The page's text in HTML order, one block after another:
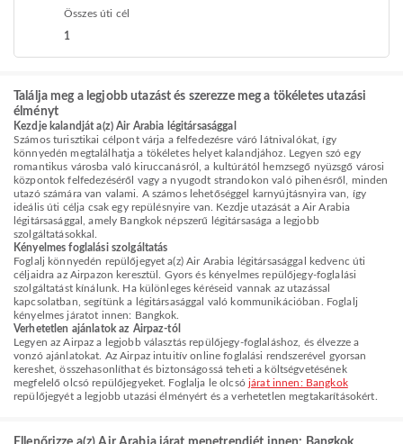
Összes úti cél
1
Találja meg a legjobb utazást és szerezze meg a tökéletes utazási
élményt
Kezdje kalandját a(z) Air Arabia légitársasággal
Számos turisztikai célpont várja a felfedezésre váró látnivalókat, így
könnyedén megtalálhatja a tökéletes helyet kalandjához. Legyen szó egy
romantikus városba való kiruccanásról, a kultúrától hemzsegő nyüzsgő városi
központok felfedezéséről vagy a nyugodt strandokon való pihenésről, minden
utazó számára van valami. A számos lehetőséggel karnyújtásnyira van, így
ideális úti célja csak egy repülésnyire van. Kezdje utazását a Air Arabia
légitársasággal, amely Bangkok népszerű légitársasága a legjobb
szolgáltatásokkal.
Kényelmes foglalási szolgáltatás
Foglalj könnyedén repülőjegyet a(z) Air Arabia légitársasággal kedvenc úti
céljaidra az Airpazon keresztül. Gyors és kényelmes repülőjegy-foglalási
szolgáltatást kínálunk. Ha különleges kéréseid vannak az utazással
kapcsolatban, segítünk a légitársasággal való kommunikációban. Foglalj
kényelmes járatot innen: Bangkok.
Verhetetlen ajánlatok az Airpaz-tól
Legyen az Airpaz a legjobb választás repülőjegy-foglaláshoz, és élvezze a
vonzó ajánlatokat. Az Airpaz intuitív online foglalási rendszerével gyorsan
kereshet, összehasonlíthat és biztonságossá teheti a költségvetésének
megfelelő olcsó repülőjegyeket. Foglalja le olcsó járat innen: Bangkok
repülőjegyét a legjobb utazási élményért és a verhetetlen megtakarításokért.